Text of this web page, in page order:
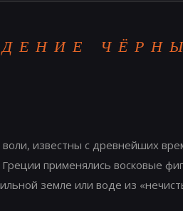
известны с древнейших
применялись восковые
земле или воде из